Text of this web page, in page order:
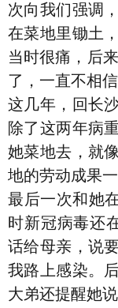
次向我们强调
在菜地里锄土
当时很痛，后
了，一直不相
这几年，回长
除了这两年病
她菜地去，就
地的劳动成果一
最后一次和她
时新冠病毒还
话给母亲，说
我路上感染。
大弟还提醒她